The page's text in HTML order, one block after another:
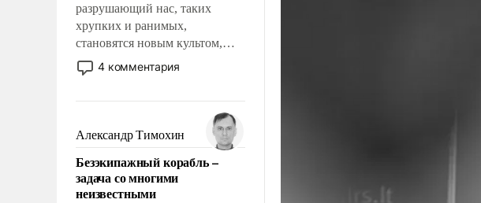
разрушающий нас, таких
хрупких и ранимых,
становятся новым культом,
постепенно вытесняя и
отменяя традиционное
мужественным и твердым под
ударами судьбы, брать на себя
ответственность, помогать
слабым, идти вперед и
адаптироваться.
4 комментария
Александр Тимохин
Безэкипажный корабль –
задача со многими
неизвестными